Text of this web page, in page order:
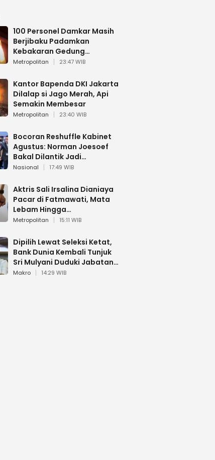
100 Personel Damkar Masih
Berjibaku Padamkan
Kebakaran Gedung
Bapenda DKI
Metropolitan 23:47 WIB
Kantor Bapenda DKI Jakarta
Dilalap si Jago Merah, Api
Semakin Membesar
Metropolitan 23:40 WIB
Bocoran Reshuffle Kabinet
Agustus: Norman Joesoef
Bakal Dilantik Jadi
Wamenhan RI
Nasional 17:49 WIB
Aktris Sali Irsalina Dianiaya
Pacar di Fatmawati, Mata
Lebam Hingga
Diselamatkan Polantas
Metropolitan 15:11 WIB
Dipilih Lewat Seleksi Ketat,
Bank Dunia Kembali Tunjuk
Sri Mulyani Duduki Jabatan
Strategis
Makro 14:29 WIB